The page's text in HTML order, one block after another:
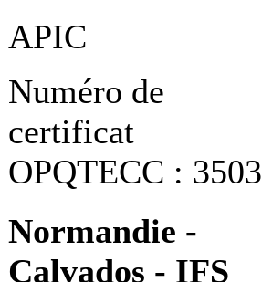
APIC
Numéro de
certificat
OPQTECC : 3503
Normandie -
Calvados - IFS